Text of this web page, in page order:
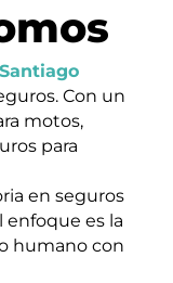
Santiago
Con un
motos,
para
en seguros
es la
humano con